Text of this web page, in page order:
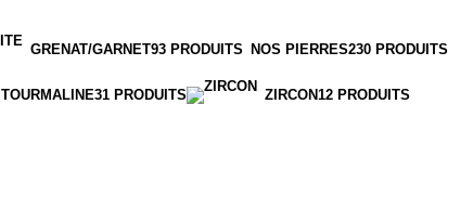
GRENAT/GARNET93 PRODUITS NOS PIERRES230 PRODUITS
TOURMALINE31 PRODUITS ZIRCON12 PRODUITS